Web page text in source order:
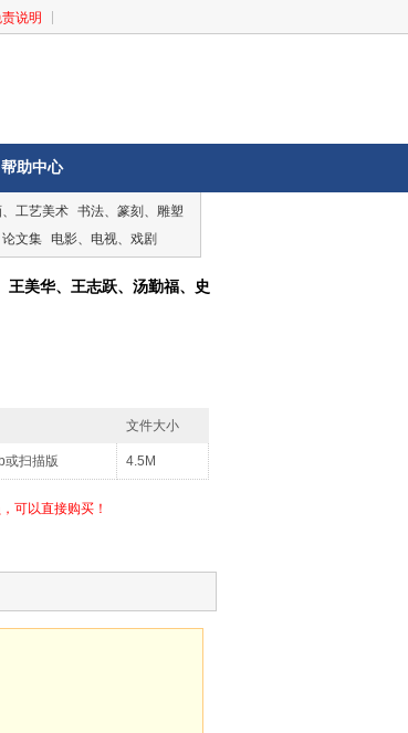
说明
帮助中心
工艺美术 书法、篆刻、雕塑
论文集
电影、电视、戏剧
王美华、王志跃、汤勤福、史
文件大小
或扫描版 4.5M
可以直接购买！